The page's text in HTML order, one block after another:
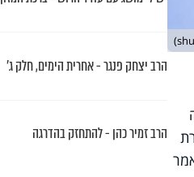
הרב יצחק פנגר - אחרית הימים, חלק ג’
הרב זמיר כהן - להתחזק בהדרגה